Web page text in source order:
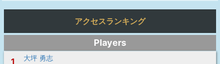
アクセスランキング
Players
1
大坪 勇志